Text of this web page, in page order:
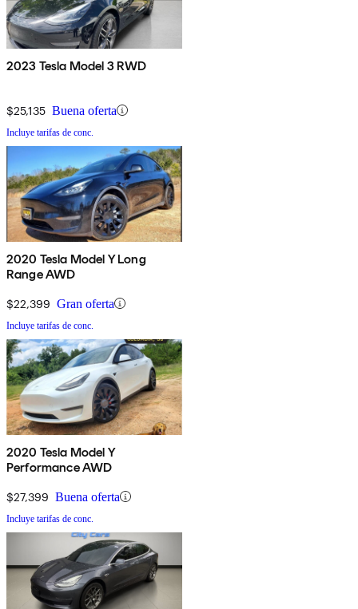
2023 Tesla Model 3 RWD
$25,135 Buena oferta
Incluye tarifas de conc.
2020 Tesla Model Y Long
Range AWD
$22,399 Gran oferta
Incluye tarifas de conc.
2020 Tesla Model Y
Performance AWD
$27,399 Buena oferta
Incluye tarifas de conc.